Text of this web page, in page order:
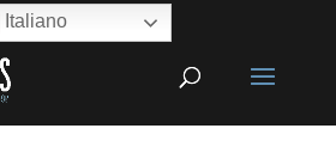
Italiano